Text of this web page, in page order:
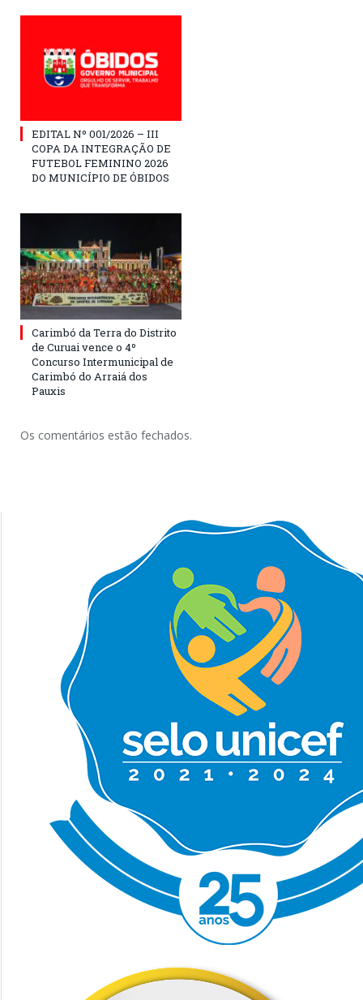
EDITAL Nº 001/2026 – III
COPA DA INTEGRAÇÃO DE
FUTEBOL FEMININO 2026
DO MUNICÍPIO DE ÓBIDOS
Carimbó da Terra do Distrito
de Curuai vence o 4º
Concurso Intermunicipal de
Carimbó do Arraiá dos
Pauxis
Os comentários estão fechados.